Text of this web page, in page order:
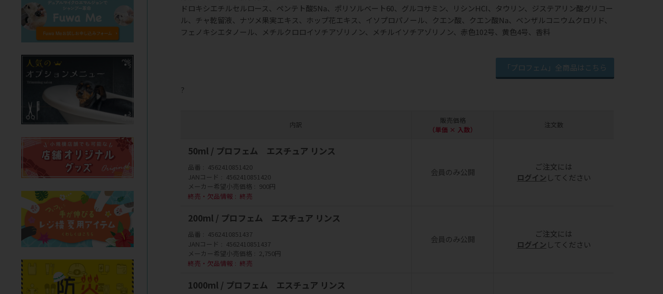
ドロキシエチルセルロース、ペンテト酸5Na、ポリソルベート60、グルコサミン、リシンHCI、タウリン、ジステアリン酸グリコー
ル、チャ乾留液、ナツメ果実エキス、ホップ花エキス、イソプロパノール、クエン酸、クエン酸Na、ベンザルコニウムクロリド、
フェノキシエタノール、メチルクロロイソチアゾリノン、メチルイソチアゾリノン、赤色102号、黄色4号、香料
「プロフェム」全商品はこちら
?
内訳
販売価格
（単価 × 入数）
注文数
50ml / プロフェム エスチュア リンス
品番
4562410851420
JANコード
4562410851420
メーカー希望小売価格
900円
終売・欠品情報
終売
会員のみ公開
ご注文には
ログイン してください
200ml / プロフェム エスチュア リンス
品番
4562410851437
JANコード
4562410851437
メーカー希望小売価格
2,750円
終売・欠品情報
終売
会員のみ公開
ご注文には
ログイン してください
1000ml / プロフェム エスチュア リンス